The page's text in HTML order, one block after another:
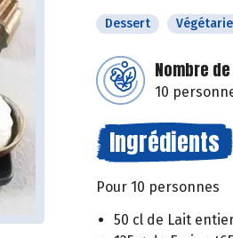
Dessert
Nombre
10
Ingrédients
Pour 10 personnes
50 cl de Lait